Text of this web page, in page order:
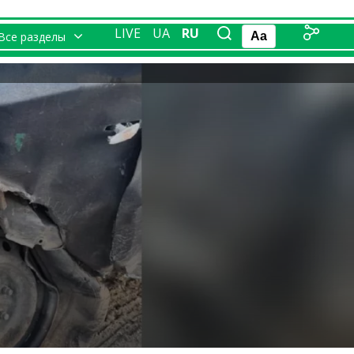
разделы LIVE UA RU Aa